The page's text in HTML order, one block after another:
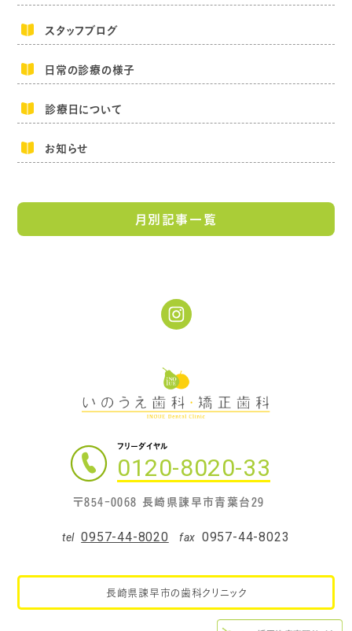
スタッフブログ
日常の診療の様子
診療日について
お知らせ
月別記事一覧
フリーダイヤル
0120-8020-33
〒854-0068 長崎県諫早市青葉台29
tel 0957-44-8020 fax 0957-44-8023
長崎県諫早市の歯科クリニック